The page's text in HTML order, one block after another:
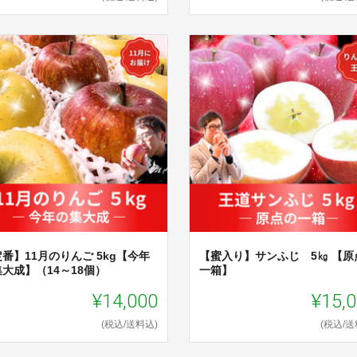
番】11月のりんご 5kg【今年
成】（14～18個）
¥14,000
(税込/送料込)
【蜜入り】サンふじ 5㎏ 【原
一箱】
(税込/送